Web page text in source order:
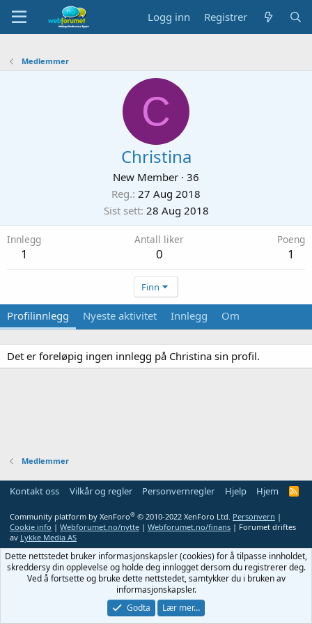
Logg inn Registrer
Medlemmer
C
Christina
New Member · 36
Reg. 27 Aug 2018
Sist sett 28 Aug 2018
Innlegg
1
Antall liker
0
Poeng
1
Finn
Profilinnlegg Nyeste aktivitet Innlegg Om
Det er foreløpig ingen innlegg på Christina sin profil.
Medlemmer
Kontakt oss Vilkår og regler Personvernregler Hjelp Hjem
R
Community platform by XenForo® © 2010-2022 XenForo Ltd. Personvern |
Cookie info | Webforumet.no/nytte | Webforumet.no/finans | Forumet driftes
av Lykke Media AS
Dette nettstedet bruker informasjonskapsler (cookies) for å tilpasse innholdet,
skreddersy din opplevelse og holde deg innlogget dersom du registrerer deg.
Ved å fortsette og bruke dette nettstedet, samtykker du i bruken av
informasjonskapsler.
Godta
Lær mer…